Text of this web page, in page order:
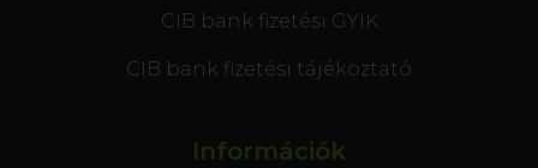
CIB bank fizetési GYIK
CIB bank fizetési tájékoztató
Információk